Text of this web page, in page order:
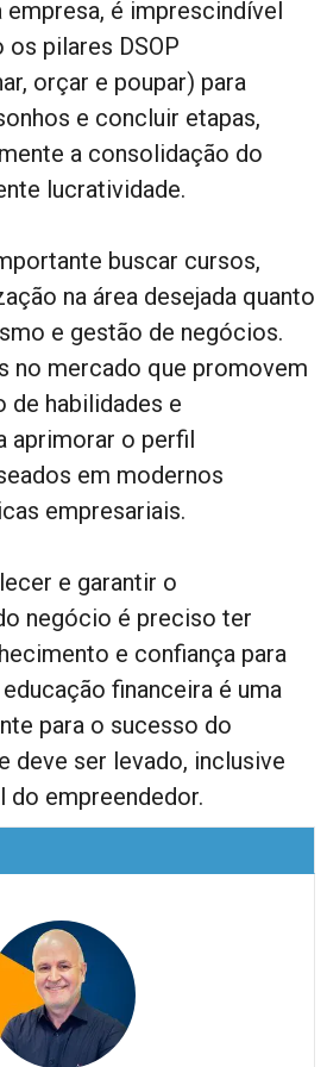
empresa, é imprescindível
pilares DSOP
orçar e poupar) para
e concluir etapas,
a consolidação do
lucratividade.
buscar cursos,
na área desejada quanto
e gestão de negócios.
no mercado que promovem
de habilidades e
aprimorar o perfil
em modernos
empresariais.
e garantir o
negócio é preciso ter
e confiança para
financeira é uma
para o sucesso do
deve ser levado, inclusive
do empreendedor.